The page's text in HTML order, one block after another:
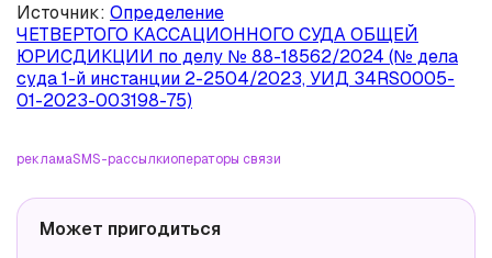
Источник: Определение
ЧЕТВЕРТОГО КАССАЦИОННОГО СУДА ОБЩЕЙ
ЮРИСДИКЦИИ по делу № 88-18562/2024 (№ дела
суда 1-й инстанции 2-2504/2023, УИД 34RS0005-
01-2023-003198-75)
рекламаSMS-рассылкиоператоры связи
Может пригодиться